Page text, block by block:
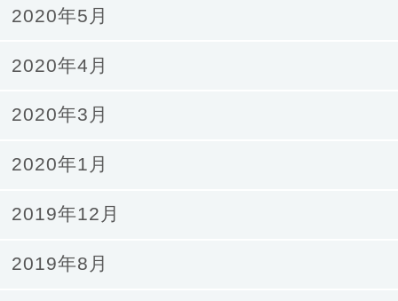
2020年5月
2020年4月
2020年3月
2020年1月
2019年12月
2019年8月